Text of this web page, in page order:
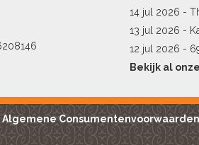
14 jul 2026 -
13 jul 2026 -
12 jul 2026 -
Bekijk al
Algemene Consumentenvoorwaarden